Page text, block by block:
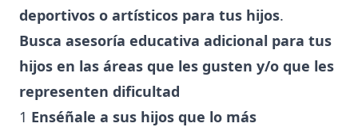
deportivos o artísticos para tus hijos.
Busca asesoría educativa adicional para tus
hijos en las áreas que les gusten y/o que les
representen dificultad
1 Enséñale a sus hijos que lo más